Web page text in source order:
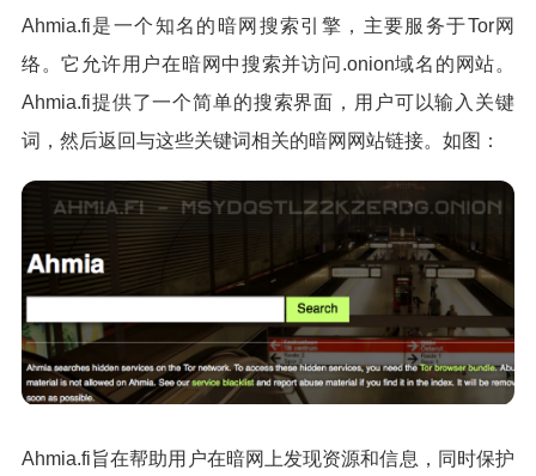
Ahmia.fi是一个知名的暗网搜索引擎，主要服务于Tor网
络。它允许用户在暗网中搜索并访问.onion域名的网站。
Ahmia.fi提供了一个简单的搜索界面，用户可以输入关键
词，然后返回与这些关键词相关的暗网网站链接。如图：
Ahmia.fi旨在帮助用户在暗网上发现资源和信息，同时保护